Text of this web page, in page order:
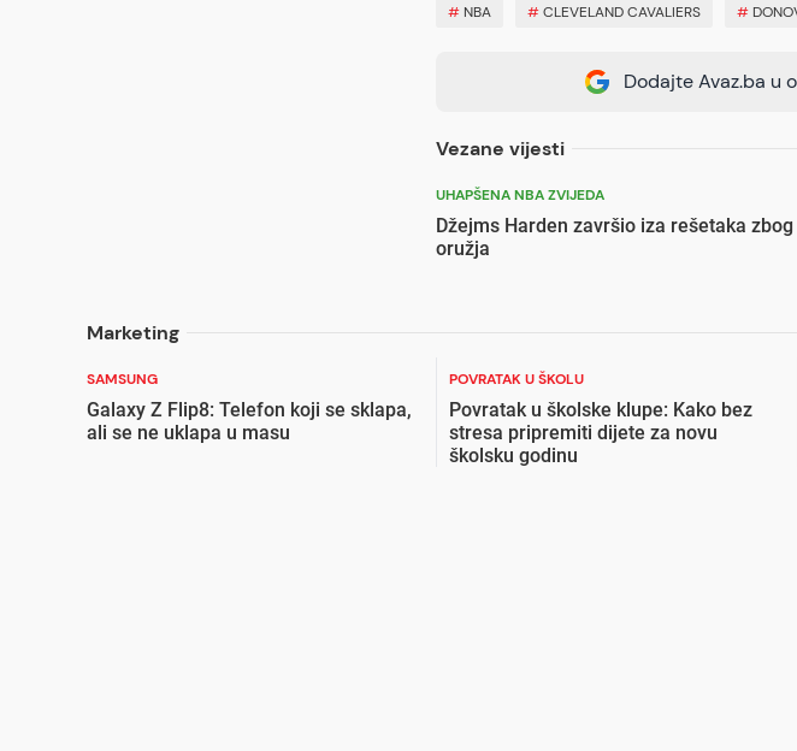
# NBA #CLEVELAND CAVALIERS #
Dodajte Avaz.ba u
Vezane vijesti
UHAPŠENA NBA ZVIJEDA
Džejms Harden završio iza rešetaka zbog
oružja
Marketing
SAMSUNG
Galaxy Z Flip8: Telefon koji se sklapa,
ali se ne uklapa u masu
POVRATAK U ŠKOLU
Povratak u školske klupe: Kako bez
stresa pripremiti dijete za novu
školsku godinu